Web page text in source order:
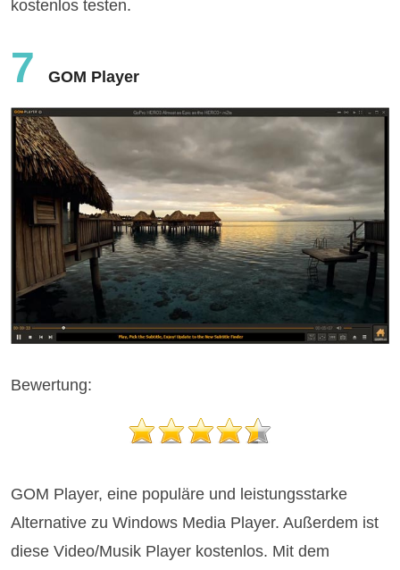
kostenlos testen.
7 GOM Player
Bewertung:
GOM Player, eine populäre und leistungsstarke
Alternative zu Windows Media Player. Außerdem ist
diese Video/Musik Player kostenlos. Mit dem